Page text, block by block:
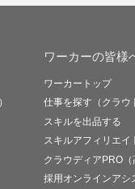
ワーカーの皆様
ワーカートップ
仕事を探す（クラウ
スキルを出品する
スキルアフィリエイ
クラウディアPRO（
採用オンラインアシ